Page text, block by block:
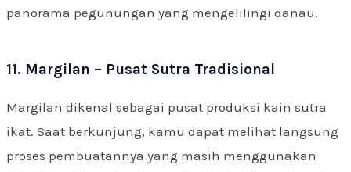
panorama pegunungan yang mengelilingi danau.
11. Margilan – Pusat Sutra Tradisional
Margilan dikenal sebagai pusat produksi kain sutra
ikat. Saat berkunjung, kamu dapat melihat langsung
proses pembuatannya yang masih menggunakan